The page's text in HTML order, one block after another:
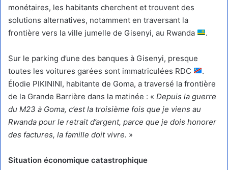
monétaires, les habitants cherchent et trouvent des
solutions alternatives, notamment en traversant la
frontière vers la ville jumelle de Gisenyi, au Rwanda
.
Sur le parking d’une des banques à Gisenyi, presque
toutes les voitures garées sont immatriculées RDC
.
Élodie PIKININI, habitante de Goma, a traversé la frontière
de la Grande Barrière dans la matinée : « Depuis la guerre
du M23 à Goma, c’est la troisième fois que je viens au
Rwanda pour le retrait d’argent, parce que je dois honorer
des factures, la famille doit vivre. »
Situation économique catastrophique